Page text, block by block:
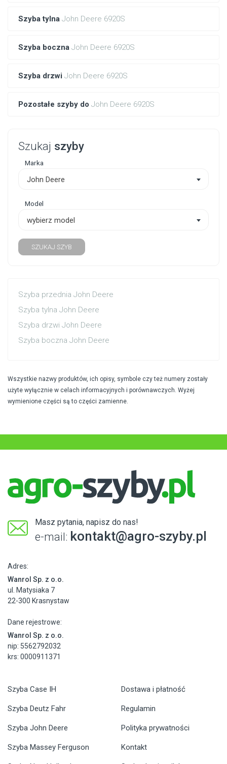
Szyba tylna John Deere 6920S
Szyba boczna John Deere 6920S
Szyba drzwi John Deere 6920S
Pozostałe szyby do John Deere 6920S
Szukaj szyby
Marka
John Deere
Model
wybierz model
SZUKAJ SZYB
Szyba przednia John Deere
Szyba tylna John Deere
Szyba drzwi John Deere
Szyba boczna John Deere
Wszystkie nazwy produktów, ich opisy, symbole czy też numery zostały
użyte wyłącznie w celach informacyjnych i porównawczych. Wyżej
wymienione części są to części zamienne.
Masz pytania, napisz do nas!
e-mail: kontakt@agro-szyby.pl
Adres:
Wanrol Sp. z o.o.
ul. Matysiaka 7
22-300 Krasnystaw
Dane rejestrowe:
Wanrol Sp. z o.o.
nip: 5562792032
krs: 0000911371
Szyba Case IH
Szyba Deutz Fahr
Szyba John Deere
Szyba Massey Ferguson
Dostawa i płatność
Regulamin
Polityka prywatności
Kontakt